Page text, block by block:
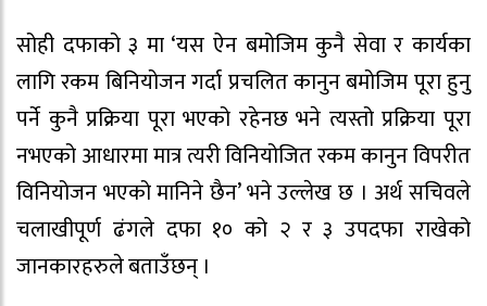
सोही दफाको ३ मा ‘यस ऐन बमोजिम कुनै सेवा र कार्यका
लागि रकम बिनियोजन गर्दा प्रचलित कानुन बमोजिम पूरा हुनु
पर्ने कुनै प्रक्रिया पूरा भएको रहेनछ भने त्यस्तो प्रक्रिया पूरा
नभएको आधारमा मात्र त्यरी विनियोजित रकम कानुन विपरीत
विनियोजन भएको मानिने छैन’ भने उल्लेख छ । अर्थ सचिवले
चलाखीपूर्ण ढंगले दफा १० को २ र ३ उपदफा राखेको
जानकारहरुले बताउँछन् ।